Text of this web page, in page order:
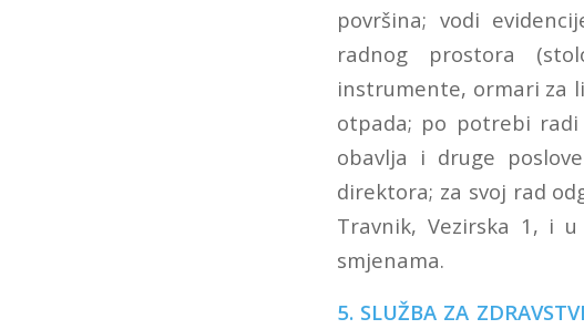
površina; vodi
radnog prostora
instrumente, ormari za
otpada; po potrebi
obavlja i druge
direktora; za svoj rad
Travnik, Vezirska 1, i
smjenama.
5. SLUŽBA ZA